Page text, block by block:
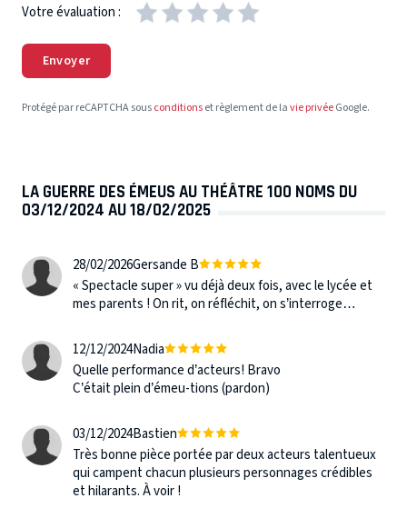
Votre évaluation :
Envoyer
Protégé par reCAPTCHA sousconditionset règlement de lavie privéeGoogle.
LA GUERRE DES ÉMEUS AU THÉÂTRE 100 NOMS DU
03/12/2024 AU 18/02/2025
28/02/2026Gersande B
« Spectacle super » vu déjà deux fois, avec le lycée et
mes parents ! On rit, on réfléchit, on s’interroge…
12/12/2024Nadia
Quelle performance d’acteurs! Bravo
C’était plein d’émeu-tions (pardon)
03/12/2024Bastien
Très bonne pièce portée par deux acteurs talentueux
qui campent chacun plusieurs personnages crédibles
et hilarants. À voir !